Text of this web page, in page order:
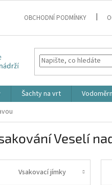
OBCHODNÍ PODMÍNKY
Šachty na vrt
Veselí
Vsakovací jímky